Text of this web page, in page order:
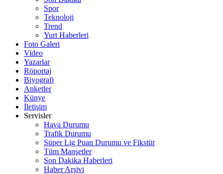
Spor
Teknoloji
Trend
Yurt Haberleri
Foto Galeri
Video
Yazarlar
Röportaj
Biyografi
Anketler
Künye
İletişim
Servisler
Hava Durumu
Trafik Durumu
Süper Lig Puan Durumu ve Fikstür
Tüm Manşetler
Son Dakika Haberleri
Haber Arşivi